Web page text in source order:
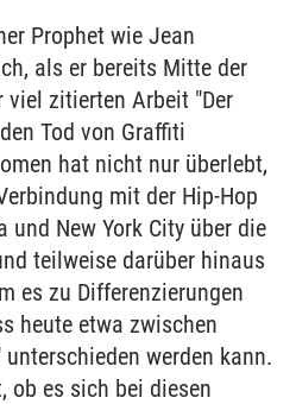
Prophet wie Jean
als er bereits Mitte der
viel zitierten Arbeit "Der
Tod von Graffiti
hat nicht nur überlebt,
mit der Hip-Hop
New York City über die
teilweise darüber hinaus
es zu Differenzierungen
heute etwa zwischen
werden kann.
ob es sich bei diesen